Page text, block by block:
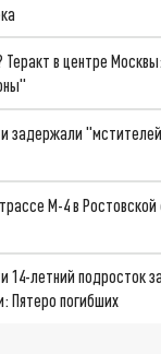
в центре
задержали
М-4 в Ростовской
14-летний подросток
Пятеро погибших